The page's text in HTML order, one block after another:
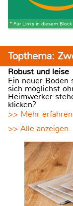
* Für Links in diesem
Topthema:
Robust und leise
Ein neuer Boden
sich möglichst
Heimwerker
klicken?
>> Mehr erfahren
>> Alle anzeigen